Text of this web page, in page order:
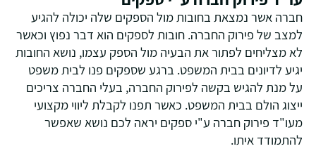
חברה אשר נמצאת בחובות מול הספקים שלה יכולה להגיע
למצב של פירוק החברה. חובות לספקים הוא דבר נפוץ וכאשר
לא מצליחים לפתור את הבעיה מול הספק עצמו, נושא החובות
יגיע לדיונים בבית המשפט. ברגע שספקים פנו לבית משפט
על מנת להגיש בקשה לפירוק החברה, בעלי החברה צריכים
ייצוג הולם בבית המשפט. כאשר תפנו לקבלת ליווי מקצועי
מעו"ד פירוק חברה ע"י ספקים יראה לכם נושא שאפשר
להתמודד איתו.